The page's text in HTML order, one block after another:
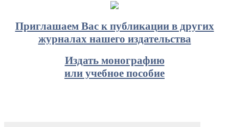
Приглашаем Вас к публикации в других
журналах нашего издательства
Издать монографию
или учебное пособие